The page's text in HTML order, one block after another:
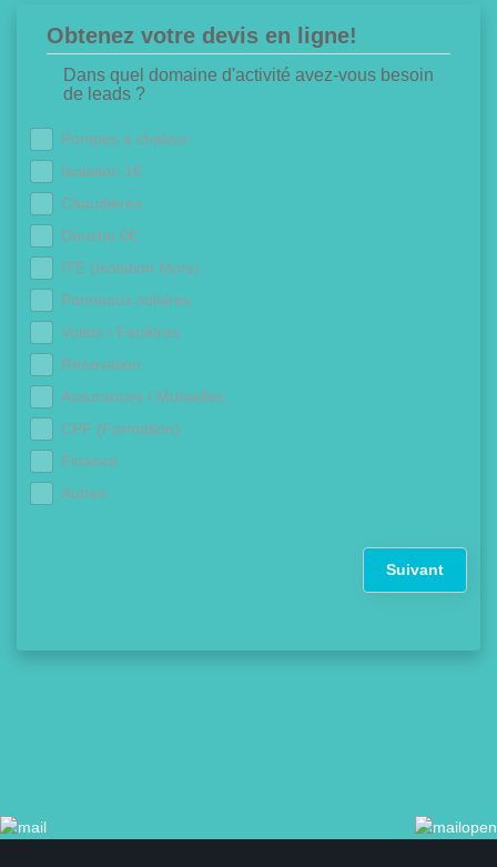
Obtenez votre devis en ligne!
Dans quel domaine d'activité avez-vous besoin
de leads ?
Pompes à chaleur
Isolation 1€
Chaudières
Douche 0€
ITE (Isolation Murs)
Panneaux solaires
Volets / Fenêtres
Rénovation
Assurances / Mutuelles
CPF (Formation)
Finance
Autres
Suivant